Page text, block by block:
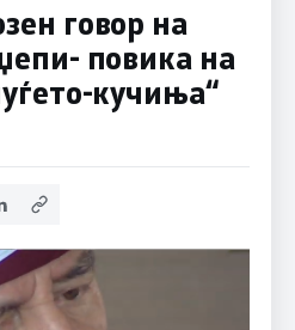
говор на
повика на
кучиња“